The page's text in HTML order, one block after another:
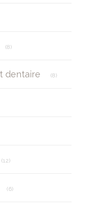
(8)
dentaire (8)
(12)
(6)